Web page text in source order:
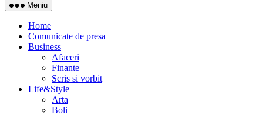
Meniu
Home
Comunicate de presa
Business
Afaceri
Finante
Scris si vorbit
Life&Style
Arta
Boli